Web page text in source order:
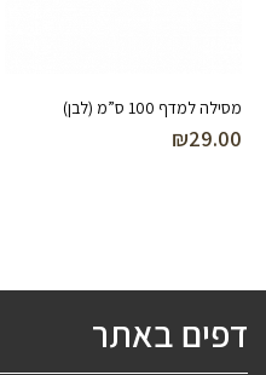
מסילה למדף 100 ס”מ (לבן)
₪29.00
דפים באתר